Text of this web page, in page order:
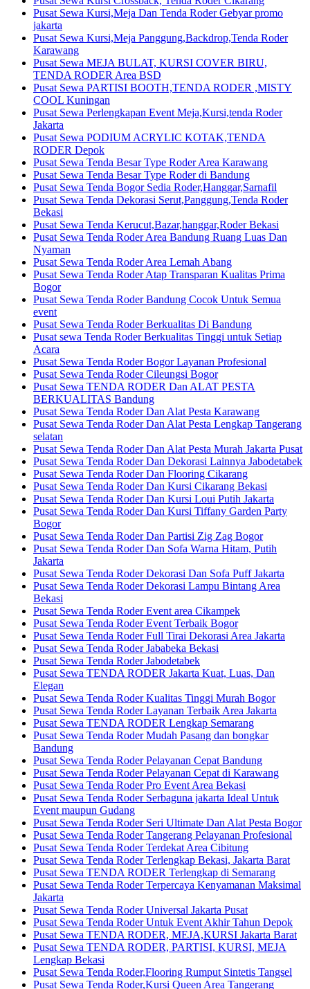
Pusat Sewa Kursi,Meja Dan Tenda Roder Gebyar promo
jakarta
Pusat Sewa Kursi,Meja Panggung,Backdrop,Tenda Roder
Karawang
Pusat Sewa MEJA BULAT, KURSI COVER BIRU,
TENDA RODER Area BSD
Pusat Sewa PARTISI BOOTH,TENDA RODER ,MISTY
COOL Kuningan
Pusat Sewa Perlengkapan Event Meja,Kursi,tenda Roder
Jakarta
Pusat Sewa PODIUM ACRYLIC KOTAK,TENDA
RODER Depok
Pusat Sewa Tenda Besar Type Roder Area Karawang
Pusat Sewa Tenda Besar Type Roder di Bandung
Pusat Sewa Tenda Bogor Sedia Roder,Hanggar,Sarnafil
Pusat Sewa Tenda Dekorasi Serut,Panggung,Tenda Roder
Bekasi
Pusat Sewa Tenda Kerucut,Bazar,hanggar,Roder Bekasi
Pusat Sewa Tenda Roder Area Bandung Ruang Luas Dan
Nyaman
Pusat Sewa Tenda Roder Area Lemah Abang
Pusat Sewa Tenda Roder Atap Transparan Kualitas Prima
Bogor
Pusat Sewa Tenda Roder Bandung Cocok Untuk Semua
event
Pusat Sewa Tenda Roder Berkualitas Di Bandung
Pusat sewa Tenda Roder Berkualitas Tinggi untuk Setiap
Acara
Pusat Sewa Tenda Roder Bogor Layanan Profesional
Pusat Sewa Tenda Roder Cileungsi Bogor
Pusat Sewa TENDA RODER Dan ALAT PESTA
BERKUALITAS Bandung
Pusat Sewa Tenda Roder Dan Alat Pesta Karawang
Pusat Sewa Tenda Roder Dan Alat Pesta Lengkap Tangerang
selatan
Pusat Sewa Tenda Roder Dan Alat Pesta Murah Jakarta Pusat
Pusat Sewa Tenda Roder Dan Dekorasi Lainnya Jabodetabek
Pusat Sewa Tenda Roder Dan Flooring Cikarang
Pusat Sewa Tenda Roder Dan Kursi Cikarang Bekasi
Pusat Sewa Tenda Roder Dan Kursi Loui Putih Jakarta
Pusat Sewa Tenda Roder Dan Kursi Tiffany Garden Party
Bogor
Pusat Sewa Tenda Roder Dan Partisi Zig Zag Bogor
Pusat Sewa Tenda Roder Dan Sofa Warna Hitam, Putih
Jakarta
Pusat Sewa Tenda Roder Dekorasi Dan Sofa Puff Jakarta
Pusat Sewa Tenda Roder Dekorasi Lampu Bintang Area
Bekasi
Pusat Sewa Tenda Roder Event area Cikampek
Pusat Sewa Tenda Roder Event Terbaik Bogor
Pusat Sewa Tenda Roder Full Tirai Dekorasi Area Jakarta
Pusat Sewa Tenda Roder Jababeka Bekasi
Pusat Sewa Tenda Roder Jabodetabek
Pusat Sewa TENDA RODER Jakarta Kuat, Luas, Dan
Elegan
Pusat Sewa Tenda Roder Kualitas Tinggi Murah Bogor
Pusat Sewa Tenda Roder Layanan Terbaik Area Jakarta
Pusat Sewa TENDA RODER Lengkap Semarang
Pusat Sewa Tenda Roder Mudah Pasang dan bongkar
Bandung
Pusat Sewa Tenda Roder Pelayanan Cepat Bandung
Pusat Sewa Tenda Roder Pelayanan Cepat di Karawang
Pusat Sewa Tenda Roder Pro Event Area Bekasi
Pusat Sewa Tenda Roder Serbaguna jakarta Ideal Untuk
Event maupun Gudang
Pusat Sewa Tenda Roder Seri Ultimate Dan Alat Pesta Bogor
Pusat Sewa Tenda Roder Tangerang Pelayanan Profesional
Pusat Sewa Tenda Roder Terdekat Area Cibitung
Pusat Sewa Tenda Roder Terlengkap Bekasi, Jakarta Barat
Pusat Sewa TENDA RODER Terlengkap di Semarang
Pusat Sewa Tenda Roder Terpercaya Kenyamanan Maksimal
Jakarta
Pusat Sewa Tenda Roder Universal Jakarta Pusat
Pusat Sewa Tenda Roder Untuk Event Akhir Tahun Depok
Pusat Sewa TENDA RODER, MEJA,KURSI Jakarta Barat
Pusat Sewa TENDA RODER, PARTISI, KURSI, MEJA
Lengkap Bekasi
Pusat Sewa Tenda Roder,Flooring Rumput Sintetis Tangsel
Pusat Sewa Tenda Roder,Kursi Queen Area Tangerang